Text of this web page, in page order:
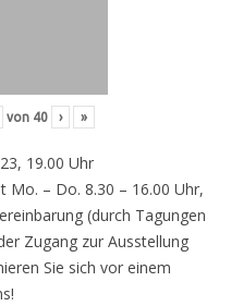
von 40 › »
19.00 Uhr
Mo. – Do. 8.30 – 16.00 Uhr,
(durch Tagungen
Zugang zur Ausstellung
Sie sich vor einem